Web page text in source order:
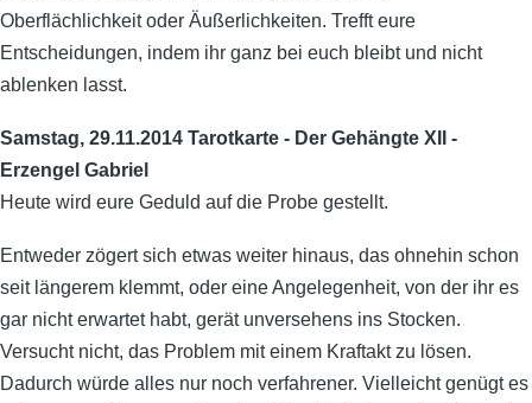
Oberflächlichkeit oder Äußerlichkeiten. Trefft eure
Entscheidungen, indem ihr ganz bei euch bleibt und nicht
ablenken lasst.
Samstag, 29.11.2014 Tarotkarte - Der Gehängte XII -
Erzengel Gabriel
Heute wird eure Geduld auf die Probe gestellt.
Entweder zögert sich etwas weiter hinaus, das ohnehin schon
seit längerem klemmt, oder eine Angelegenheit, von der ihr es
gar nicht erwartet habt, gerät unversehens ins Stocken.
Versucht nicht, das Problem mit einem Kraftakt zu lösen.
Dadurch würde alles nur noch verfahrener. Vielleicht genügt es